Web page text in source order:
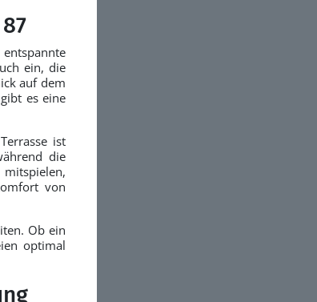
ein, die
auf dem
es eine
ist
die
von
Ob ein
optimal